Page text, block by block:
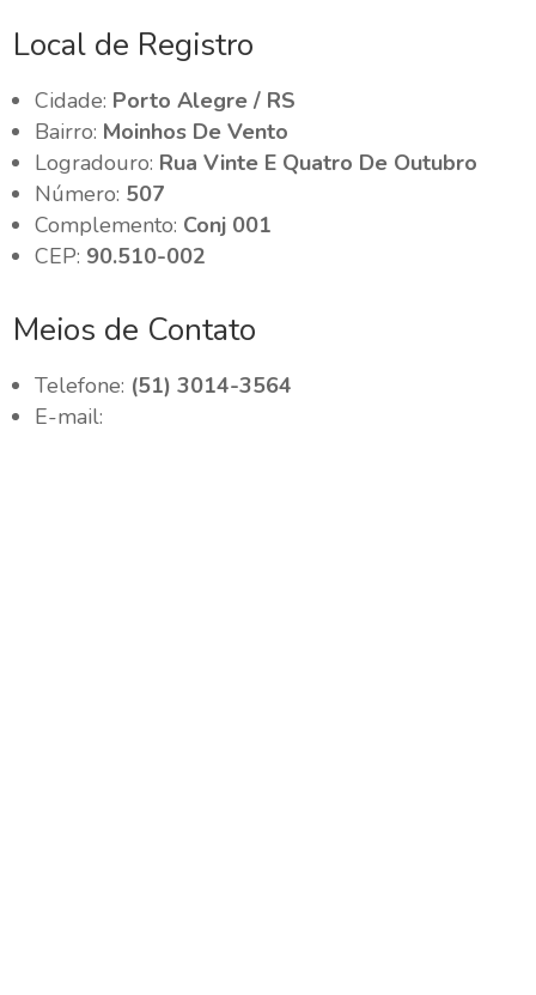
Local de Registro
Cidade: Porto Alegre / RS
Bairro: Moinhos De Vento
Logradouro: Rua Vinte E Quatro De Outubro
Número: 507
Complemento: Conj 001
CEP: 90.510-002
Meios de Contato
Telefone: (51) 3014-3564
E-mail: